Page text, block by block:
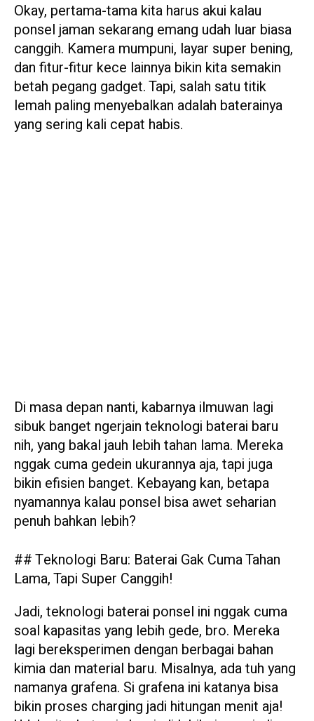
Okay, pertama-tama kita harus akui kalau
ponsel jaman sekarang emang udah luar biasa
canggih. Kamera mumpuni, layar super bening,
dan fitur-fitur kece lainnya bikin kita semakin
betah pegang gadget. Tapi, salah satu titik
lemah paling menyebalkan adalah baterainya
yang sering kali cepat habis.
Di masa depan nanti, kabarnya ilmuwan lagi
sibuk banget ngerjain teknologi baterai baru
nih, yang bakal jauh lebih tahan lama. Mereka
nggak cuma gedein ukurannya aja, tapi juga
bikin efisien banget. Kebayang kan, betapa
nyamannya kalau ponsel bisa awet seharian
penuh bahkan lebih?
## Teknologi Baru: Baterai Gak Cuma Tahan
Lama, Tapi Super Canggih!
Jadi, teknologi baterai ponsel ini nggak cuma
soal kapasitas yang lebih gede, bro. Mereka
lagi bereksperimen dengan berbagai bahan
kimia dan material baru. Misalnya, ada tuh yang
namanya grafena. Si grafena ini katanya bisa
bikin proses charging jadi hitungan menit aja!